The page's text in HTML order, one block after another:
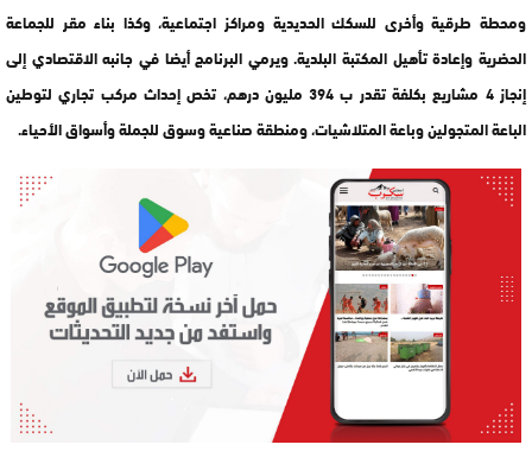
ومحطة طرقية وأخرى للسكك الحديدية ومراكز اجتماعية، وكذا بناء مقر للجماعة
الحضرية وإعادة تأهيل المكتبة البلدية. ويرمي البرنامج أيضا في جانبه الاقتصادي إلى
إنجاز 4 مشاريع بكلفة تقدر ب 394 مليون درهم، تخص إحداث مركب تجاري لتوطين
الباعة المتجولين وباعة المتلاشيات، ومنطقة صناعية وسوق للجملة وأسواق الأحياء.